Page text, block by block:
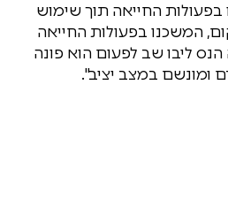
החייאה תוך שימוש
המשכנו בפעולות החייאה
ליבו שב לפעום הוא פונה
ומונשם במצב יציב".